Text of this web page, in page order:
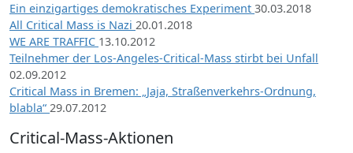
Ein einzigartiges demokratisches Experiment 30.03.2018
All Critical Mass is Nazi 20.01.2018
WE ARE TRAFFIC 13.10.2012
Teilnehmer der Los-Angeles-Critical-Mass stirbt bei Unfall
02.09.2012
Critical Mass in Bremen: „Jaja, Straßenverkehrs-Ordnung,
blabla“ 29.07.2012
Critical-Mass-Aktionen